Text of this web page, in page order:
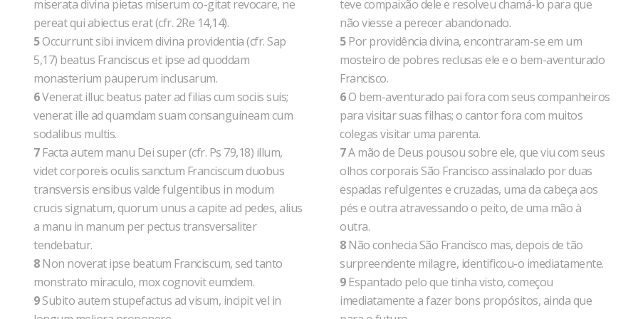
miserata divina pietas miserum co-gitat revocare, ne
pereat qui abiectus erat (cfr. 2Re 14,14).
5Occurrunt sibi invicem divina providentia (cfr. Sap
5,17) beatus Franciscus et ipse ad quoddam
monasterium pauperum inclusarum.
6Venerat illuc beatus pater ad filias cum sociis suis;
venerat ille ad quamdam suam consanguineam cum
sodalibus multis.
7Facta autem manu Dei super (cfr. Ps 79,18) illum,
videt corporeis oculis sanctum Franciscum duobus
transversis ensibus valde fulgentibus in modum
crucis signatum, quorum unus a capite ad pedes, alius
a manu in manum per pectus transversaliter
tendebatur.
8Non noverat ipse beatum Franciscum, sed tanto
monstrato miraculo, mox cognovit eumdem.
9Subito autem stupefactus ad visum, incipit vel in
teve compaixão dele e resolveu chamá-lo para que
não viesse a perecer abandonado.
5Por providência divina, encontraram-se em um
mosteiro de pobres reclusas ele e o bem-aventurado
Francisco.
6O bem-aventurado pai fora com seus companheiros
para visitar suas filhas; o cantor fora com muitos
colegas visitar uma parenta.
7A mão de Deus pousou sobre ele, que viu com seus
olhos corporais São Francisco assinalado por duas
espadas refulgentes e cruzadas, uma da cabeça aos
pés e outra atravessando o peito, de uma mão à
outra.
8Não conhecia São Francisco mas, depois de tão
surpreendente milagre, identificou-o imediatamente.
9Espantado pelo que tinha visto, começou
imediatamente a fazer bons propósitos, ainda que